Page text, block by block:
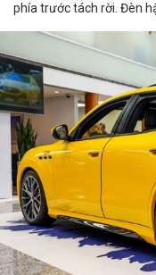
phía trước tách rời. Đèn